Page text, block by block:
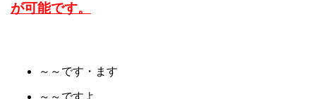
が可能です。
～～です・ます